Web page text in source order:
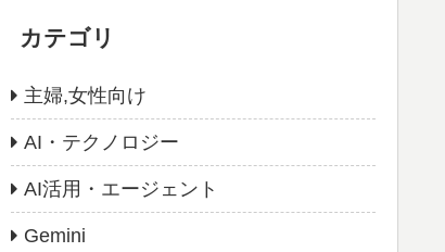
カテゴリ
主婦,女性向け
AI・テクノロジー
AI活用・エージェント
Gemini